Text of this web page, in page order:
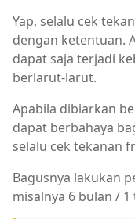
Yap, selalu cek
dengan ketentuan.
dapat saja terjadi
berlarut-larut.
Apabila dibiarkan
dapat berbahaya
selalu cek tekanan
Bagusnya lakukan
misalnya 6 bulan /